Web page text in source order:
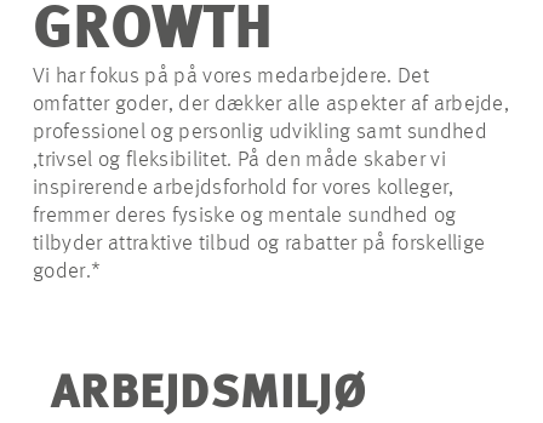
ALT OM
ANSØGNINGSPROCESSEN
JOBMULIGHEDER
GROWTH
Vi har fokus på på vores medarbejdere. Det
omfatter goder, der dækker alle aspekter af arbejde,
professionel og personlig udvikling samt sundhed
,trivsel og fleksibilitet. På den måde skaber vi
inspirerende arbejdsforhold for vores kolleger,
fremmer deres fysiske og mentale sundhed og
tilbyder attraktive tilbud og rabatter på forskellige
goder.*
ARBEJDSMILJØ